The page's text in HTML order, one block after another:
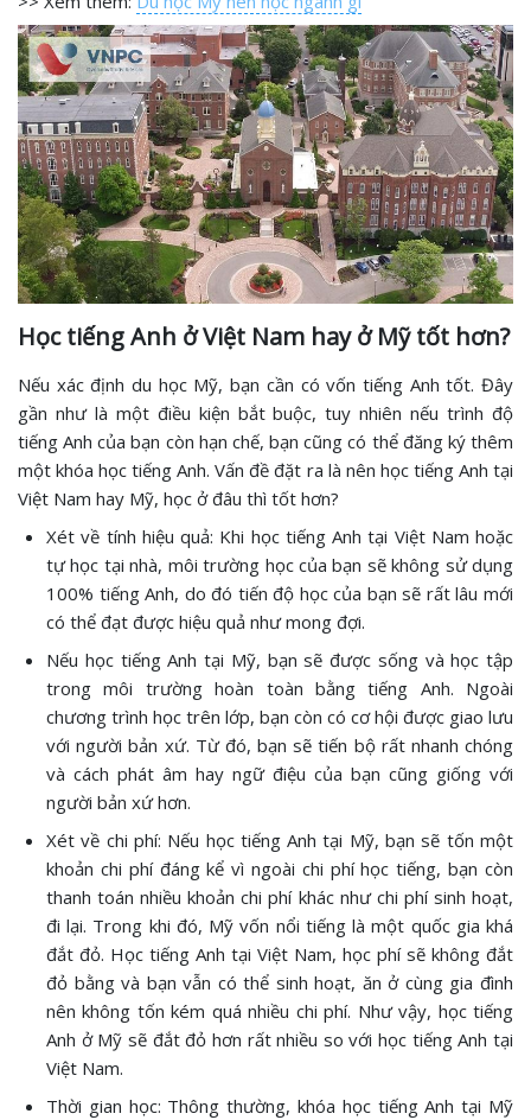
Học tiếng Anh ở Việt Nam hay ở Mỹ tốt hơn?
Nếu xác định du học Mỹ, bạn cần có vốn tiếng Anh tốt. Đây
gần như là một điều kiện bắt buộc, tuy nhiên nếu trình độ
tiếng Anh của bạn còn hạn chế, bạn cũng có thể đăng ký thêm
một khóa học tiếng Anh. Vấn đề đặt ra là nên học tiếng Anh tại
Việt Nam hay Mỹ, học ở đâu thì tốt hơn?
Xét về tính hiệu quả: Khi học tiếng Anh tại Việt Nam hoặc
tự học tại nhà, môi trường học của bạn sẽ không sử dụng
100% tiếng Anh, do đó tiến độ học của bạn sẽ rất lâu mới
có thể đạt được hiệu quả như mong đợi.
Nếu học tiếng Anh tại Mỹ, bạn sẽ được sống và học tập
trong môi trường hoàn toàn bằng tiếng Anh. Ngoài
chương trình học trên lớp, bạn còn có cơ hội được giao lưu
với người bản xứ. Từ đó, bạn sẽ tiến bộ rất nhanh chóng
và cách phát âm hay ngữ điệu của bạn cũng giống với
người bản xứ hơn.
Xét về chi phí: Nếu học tiếng Anh tại Mỹ, bạn sẽ tốn một
khoản chi phí đáng kể vì ngoài chi phí học tiếng, bạn còn
thanh toán nhiều khoản chi phí khác như chi phí sinh hoạt,
đi lại. Trong khi đó, Mỹ vốn nổi tiếng là một quốc gia khá
đắt đỏ. Học tiếng Anh tại Việt Nam, học phí sẽ không đắt
đỏ bằng và bạn vẫn có thể sinh hoạt, ăn ở cùng gia đình
nên không tốn kém quá nhiều chi phí. Như vậy, học tiếng
Anh ở Mỹ sẽ đắt đỏ hơn rất nhiều so với học tiếng Anh tại
Việt Nam.
Thời gian học: Thông thường, khóa học tiếng Anh tại Mỹ